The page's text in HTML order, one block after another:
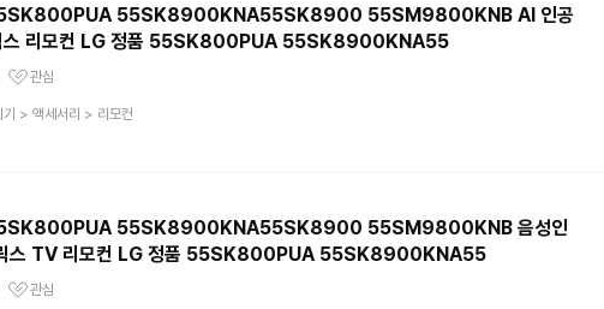
55SK8900KNA55SK8900 55SM9800KNB AI 인공
스 리모컨 LG 정품 55SK800PUA 55SK8900KNA55
심상품
관심
> 액세서리 > 리모컨
55SK8900KNA55SK8900 55SM9800KNB 음성인
스 TV 리모컨 LG 정품 55SK800PUA 55SK8900KNA55
심상품
관심